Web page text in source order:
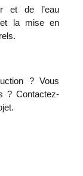
et de l’eau
et la mise en
? Vous
? Contactez-